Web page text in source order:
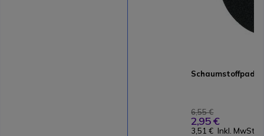
Schaumstoffpads
6,55 €
2,95 €
3,51 € Inkl. MwSt.